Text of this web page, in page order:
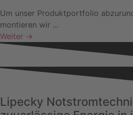
Um unser Produktportfolio
montieren wir ...
Weiter →
Lipecky